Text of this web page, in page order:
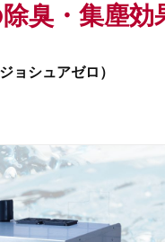
臭・集塵
ョシュアゼロ）